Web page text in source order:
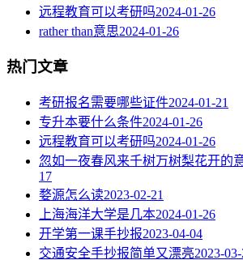
远程教育可以考研吗2024-01-26
rather than意思2024-01-26
热门文章
考研报名需要哪些证件2024-01-21
专升本要什么条件2024-01-26
远程教育可以考研吗2024-01-26
忽如一夜春风来千树万树梨花开的
17
婺源怎么读2023-02-21
上海海洋大学是几本2024-01-26
开学第一课手抄报2023-04-04
交通安全手抄报简单又漂亮2023-